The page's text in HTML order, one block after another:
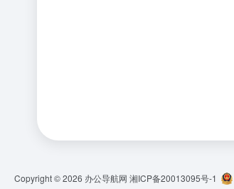
Copyright © 2026 办公导航网 湘ICP备20013095号-1